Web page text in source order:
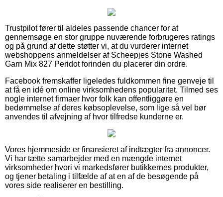
Trustpilot fører til aldeles passende chancer for at
gennemsøge en stor gruppe nuværende forbrugeres ratings
og på grund af dette støtter vi, at du vurderer internet
webshoppens anmeldelser af Scheepjes Stone Washed
Garn Mix 827 Peridot forinden du placerer din ordre.
Facebook fremskaffer ligeledes fuldkommen fine genveje til
at få en idé om online virksomhedens popularitet. Tilmed ses
nogle internet firmaer hvor folk kan offentliggøre en
bedømmelse af deres købsoplevelse, som lige så vel bør
anvendes til afvejning af hvor tilfredse kunderne er.
Vores hjemmeside er finansieret af indtægter fra annoncer.
Vi har tætte samarbejder med en mængde internet
virksomheder hvori vi markedsfører butikkernes produkter,
og tjener betaling i tilfælde af at en af de besøgende på
vores side realiserer en bestilling.